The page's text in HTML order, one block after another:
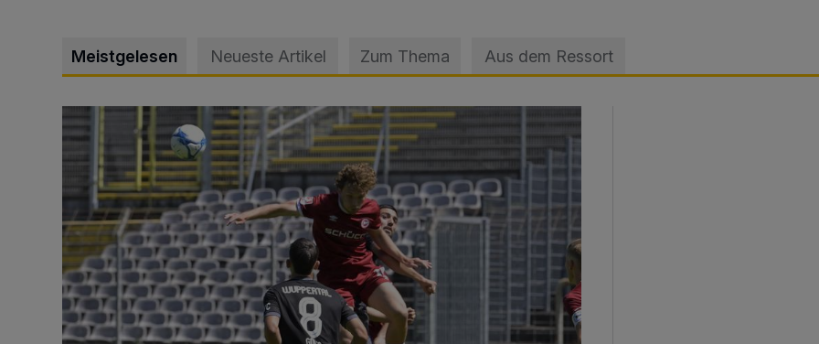
Meistgelesen Neueste Artikel Zum Thema Aus dem Ressort
WSV: Übertragung im Barmer Bahnhof und klare Ansage